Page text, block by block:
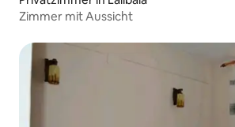
Zimmer mit Aussicht